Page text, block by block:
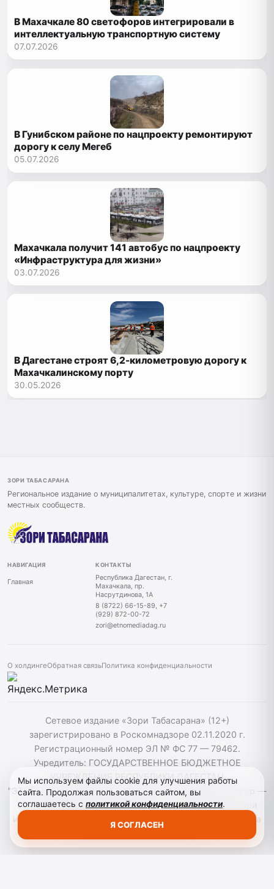
В Махачкале 80 светофоров интегрировали в
интеллектуальную транспортную систему
07.07.2026
В Гунибском районе по нацпроекту ремонтируют
дорогу к селу Мегеб
05.07.2026
Махачкала получит 141 автобус по нацпроекту
«Инфраструктура для жизни»
03.07.2026
В Дагестане строят 6,2-километровую дорогу к
Махачкалинскому порту
30.05.2026
ЗОРИ ТАБАСАРАНА
Региональное издание о муниципалитетах, культуре, спорте и жизни
местных сообществ.
НАВИГАЦИЯ
Главная
КОНТАКТЫ
Республика Дагестан, г.
Махачкала, пр.
Насрутдинова, 1А
8 (8722) 66-15-89, +7
(929) 872-00-72
zori@etnomediadag.ru
О холдингеОбратная связьПолитика конфиденциальности
Сетевое издание «Зори Табасарана» (12+)
зарегистрировано в Роскомнадзоре 02.11.2020 г.
Регистрационный номер ЭЛ № ФС 77 — 79462.
Учредитель: ГОСУДАРСТВЕННОЕ БЮДЖЕТНОЕ
УЧРЕЖДЕНИЕ РЕСПУБЛИКИ ДАГЕСТАН
"ЭТНОМЕДИАХОЛДИНГ "ДАГЕСТАН". Главный редактор —
Г. Н. Маллалиев, Телефон редакции: 88722661589. При
использовании материалов сайта активная гиперссылка
Мы используем файлы cookie для улучшения работы
сайта. Продолжая пользоваться сайтом, вы
соглашаетесь с политикой конфиденциальности.
Я СОГЛАСЕН